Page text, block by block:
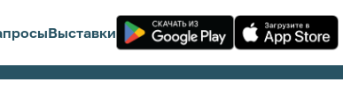
Выставки